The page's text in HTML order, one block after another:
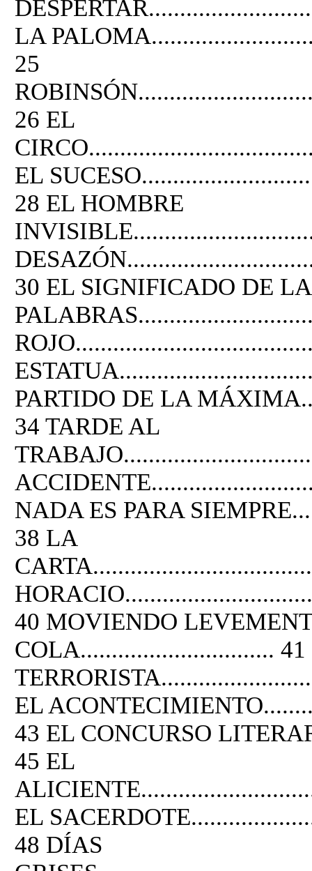
LA
25
26 EL
EL
28 EL HOMBRE
30 EL SIGNIFICADO DE
PARTIDO DE LA
34 TARDE AL
NADA ES PARA
38 LA
40 MOVIENDO
COLA............................... 41
EL
43 EL CONCURSO
45 EL
EL
48 DÍAS